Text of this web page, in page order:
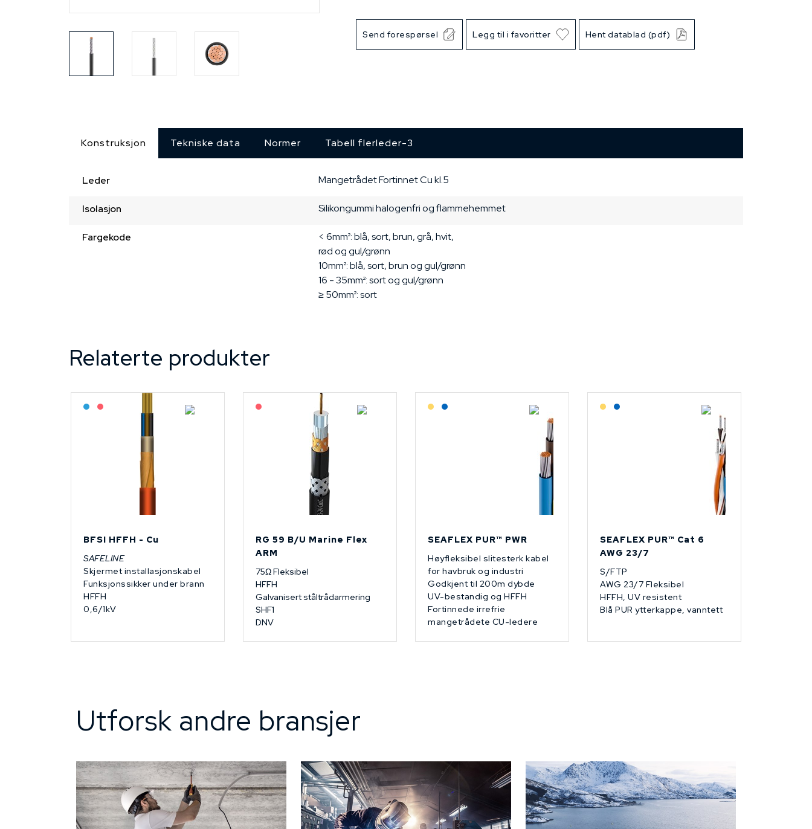
Send forespørsel Legg til i favoritter Hent datablad (pdf)
Konstruksjon Tekniske data Normer Tabell flerleder-3
Leder MangetrådetFortinnet Cu kl.5
Isolasjon Silikongummi halogenfri og flammehemmet
Fargekode
< 6mm²: blå, sort, brun, grå, hvit,
rød og gul/grønn
10mm²: blå, sort, brun og gul/grønn
16 - 35mm²: sort og gul/grønn
≥ 50mm²: sort
Relaterte produkter
Bestilling: 2-3 uker
BFSI HFFH - Cu
SAFELINE
Skjermet installasjonskabel
Funksjonssikker under brann
HFFH
0,6/1kV
På forespørsel
RG 59 B/U Marine Flex
ARM
75Ω Fleksibel
HFFH
Galvanisert ståltrådarmering
SHF1
DNV
Lagerført: Grossist
Lagerført: NEK Kabel
SEAFLEX PUR™ PWR
Høyfleksibel slitesterk kabel
for havbruk og industri
Godkjent til 200m dybde
UV-bestandig og HFFH
Fortinnede irrefrie
mangetrådete CU-ledere
Lagerført: Grossist
Lagerført: NEK Kabel
SEAFLEX PUR™­ Cat 6
AWG 23/7
S/FTP
AWG 23/7 Fleksibel
HFFH, UV resistent
Blå PUR ytterkappe, vanntett
Utforsk andre bransjer